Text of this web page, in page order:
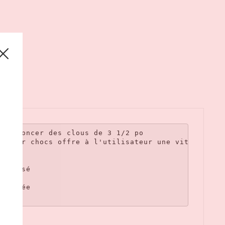
enfoncer des clous de 3 1/2 po
par chocs offre à l'utilisateur une vitesse de
utilisé